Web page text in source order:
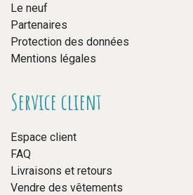
Le neuf
Partenaires
Protection des données
Mentions légales
Service client
Espace client
FAQ
Livraisons et retours
Vendre des vêtements